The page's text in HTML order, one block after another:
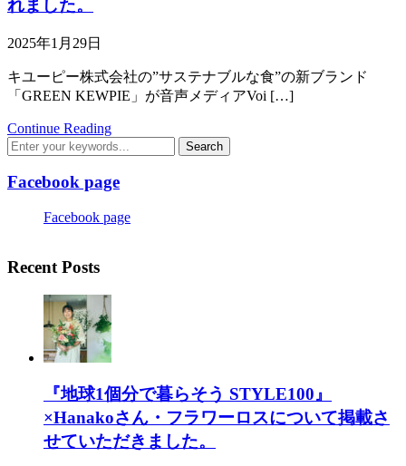
れました。
2025年1月29日
キユーピー株式会社の”サステナブルな食”の新ブランド
「GREEN KEWPIE」が音声メディアVoi […]
Continue Reading
Facebook page
Facebook page
Recent Posts
『地球1個分で暮らそう STYLE100』
×Hanakoさん・フラワーロスについて掲載さ
せていただきました。